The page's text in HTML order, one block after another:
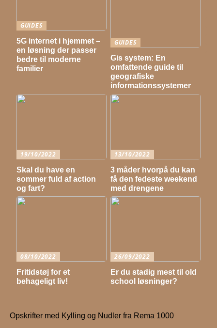
GUIDES
5G internet i hjemmet –
en løsning der passer
bedre til moderne
familier
GUIDES
Gis system: En
omfattende guide til
geografiske
informationssystemer
19/10/2022
Skal du have en
sommer fuld af action
og fart?
13/10/2022
3 måder hvorpå du kan
få den fedeste weekend
med drengene
08/10/2022
Fritidstøj for et
behageligt liv!
26/09/2022
Er du stadig mest til old
school løsninger?
Opskrifter med Kylling og Nudler fra Rema 1000